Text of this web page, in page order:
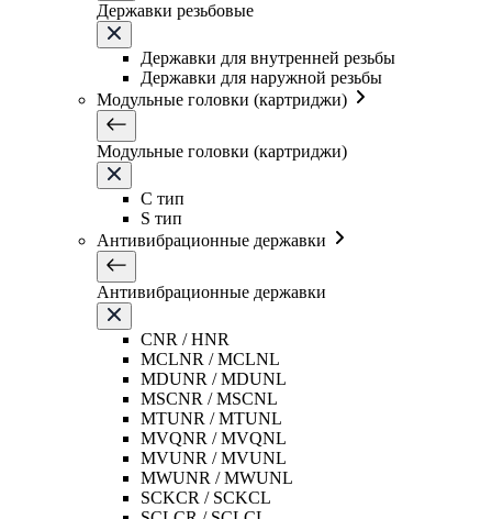
Державки резьбовые
Державки для внутренней резьбы
Державки для наружной резьбы
Модульные головки (картриджи)
Модульные головки (картриджи)
C тип
S тип
Антивибрационные державки
Антивибрационные державки
CNR / HNR
MCLNR / MCLNL
MDUNR / MDUNL
MSCNR / MSCNL
MTUNR / MTUNL
MVQNR / MVQNL
MVUNR / MVUNL
MWUNR / MWUNL
SCKCR / SCKCL